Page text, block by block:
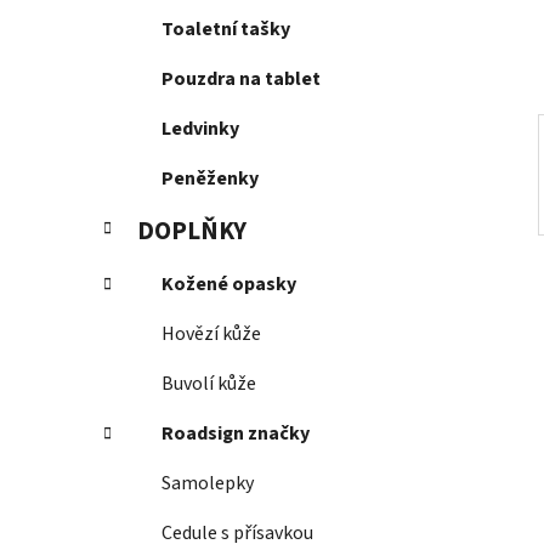
Toaletní tašky
Pouzdra na tablet
Ledvinky
Peněženky
DOPLŇKY
Kožené opasky
Hovězí kůže
Buvolí kůže
Roadsign značky
Samolepky
Cedule s přísavkou